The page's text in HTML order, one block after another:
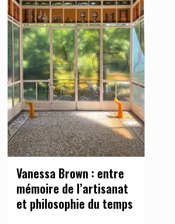
Vanessa Brown : entre
mémoire de l’artisanat
et philosophie du temps